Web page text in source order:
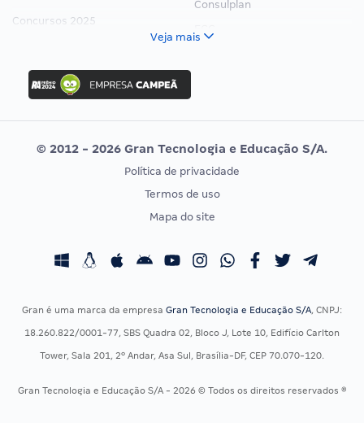
Concursos 2025
Concurso Nacional Unificado
Concurso Ibama
Concurso MPU
Editais publicados
Consulplan
Vunesp
CONCURSOS POR PROFISSÃO
Concursos Fiscais
Residência Multiprofissional
EXAME DE ORDEM
Calendário OAB
Veja mais
© 2012 - 2026 Gran Tecnologia e Educação S/A.
Política de privacidade
Termos de uso
Mapa do site
Gran é uma marca da empresa Gran Tecnologia e Educação S/A, CNPJ:
18.260.822/0001-77, SBS Quadra 02, Bloco J, Lote 10, Edifício Carlton
Tower, Sala 201, 2º Andar, Asa Sul, Brasília-DF, CEP 70.070-120.
Gran Tecnologia e Educação S/A - 2026 © Todos os direitos reservados ®